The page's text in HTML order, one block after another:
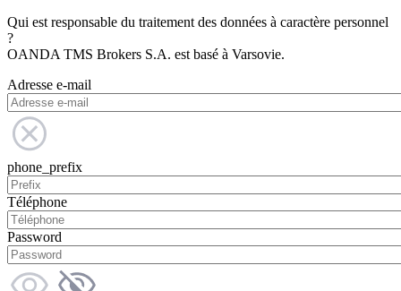
Qui est responsable du traitement des données à caractère personnel
?
OANDA TMS Brokers S.A. est basé à Varsovie.
Adresse e-mail
phone_prefix
Téléphone
Password